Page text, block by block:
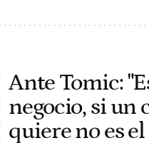
Ante Tomic:
negocio, si un
quiere no es